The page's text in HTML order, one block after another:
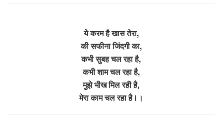
ये करम है खास तेरा,
की सफीना जिंदगी का,
कभी सुबह चल रहा है,
कभी शाम चल रहा है,
मुझे भीख मिल रही है,
मेरा काम चल रहा है।।